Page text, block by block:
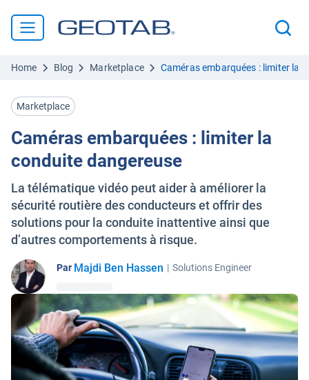
Home Blog Marketplace Caméras embarquées : limiter la
Marketplace
Caméras embarquées : limiter la
conduite dangereuse
La télématique vidéo peut aider à améliorer la
sécurité routière des conducteurs et offrir des
solutions pour la conduite inattentive ainsi que
d’autres comportements à risque.
Par Majdi Ben Hassen | Solutions Engineer